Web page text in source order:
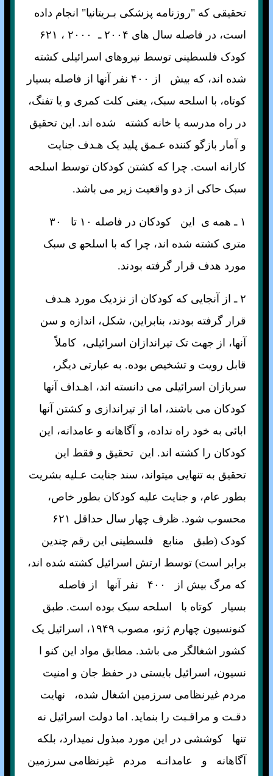
تحقيقی که "روزنامه پزشکی بـريتانيا" انجام داده
است، در فاصله سال های ۲۰۰۴
ـ ۲۰۰۰ ، ۶۲۱
کودک فلسطينی توسط نيروهای اسرائيلی کشته
شده اند، که بيش از ۴۰۰ نفر آنها از فاصله بسيار
کوتاه، با اسلحه سبک، يعنی کلت کمری و يا تفنگ،
در راه مدرسه يا خانه کشته شده اند. اين تحقيق
و آمار بازگو کننده عـمق پليد يک هـدف جنايت
کارانه است. چرا که کشتن کودکان توسط اسلحه
سبک حاکی از دو واقعيت زير می باشد.
۱ ـ همه ی اين کودکان در فاصله ۱۰ تا ٣۰
متری کشته شده اند، چرا که با اسلحه‍ ی سبک
مورد هدف قرار گرفته بودند.
۲ ـ از آنجايی که کودکان از نزديک مورد هـدف
قرار گرفته بودند، بنابراين، شکل، اندازه و سن
آنها، از جهت تک تيراندازان اسرائيلی، کاملاً
قابل رويت و تشخيص بوده. به عبارتی ديگر،
سربازان اسرائيلی می دانسته اند، اهـداف آنها
کودکان می باشند، اما از تيراندازی و کشتن آنها
ابائی به خود راه نداده، و آگاهانه و عامدانه، اين
کودکان را کشته اند. اين تحقيق و فقط اين
تحقيق به تنهايی ميتواند، سند جنايت عـليه بشريت
بطور عام، و جنايت عليه کودکان بطور خاص،
محسوب شود. ظرف چهار سال حداقل ۶۲۱
کودک (طبق منابع فلسطينی اين رقم چندين
برابر است) توسط ارتش اسرائيل کشته شده اند،
که مرگ بيش از ۴۰۰ نفر آنها از فاصله
بسيار کوتاه با اسلحه سبک بوده است. طبق
کنونسيون چهارم ژنو، مصوب ۱۹۴۹، اسرائيل يک
کشور اشغالگر می باشد. مطابق مواد اين کنو ا
نسيون، اسرائيل بايستی در حفظ جان و امنيت
مردم غيرنظامی سرزمين اشغال شده، نهايت
دقـت و مراقـبت را بنمايد. اما دولت اسرائيل نه
تنها کوششی در اين مورد مبذول نميدارد، بلکه
آگاهانه و عامدانـه مردم غيرنظامی سرزمين